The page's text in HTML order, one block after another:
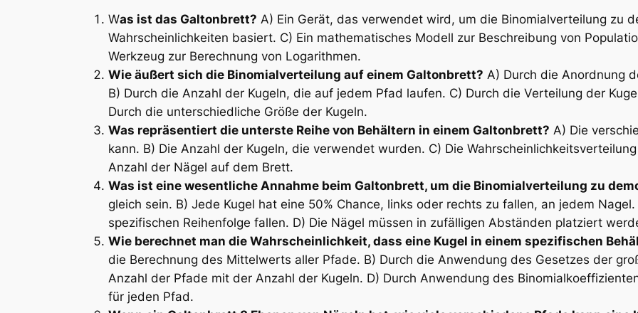
Was ist das Galtonbrett? A) Ein Gerät, das verwendet wird, um die Binomialverteilung zu
Wahrscheinlichkeiten basiert. C) Ein mathematisches Modell zur Beschreibung von
Werkzeug zur Berechnung von Logarithmen.
Wie äußert sich die Binomialverteilung auf einem Galtonbrett? A) Durch die Anordnung
B) Durch die Anzahl der Kugeln, die auf jedem Pfad laufen. C) Durch die Verteilung der
Durch die unterschiedliche Größe der Kugeln.
Was repräsentiert die unterste Reihe von Behältern in einem Galtonbrett? A) Die
kann. B) Die Anzahl der Kugeln, die verwendet wurden. C) Die
Anzahl der Nägel auf dem Brett.
Was ist eine wesentliche Annahme beim Galtonbrett, um die Binomialverteilung zu
gleich sein. B) Jede Kugel hat eine 50% Chance, links oder rechts zu fallen, an jedem
spezifischen Reihenfolge fallen. D) Die Nägel müssen in zufälligen Abständen platziert
Wie berechnet man die Wahrscheinlichkeit, dass eine Kugel in einem spezifischen
die Berechnung des Mittelwerts aller Pfade. B) Durch die Anwendung des Gesetzes der
Anzahl der Pfade mit der Anzahl der Kugeln. D) Durch Anwendung des
für jeden Pfad.